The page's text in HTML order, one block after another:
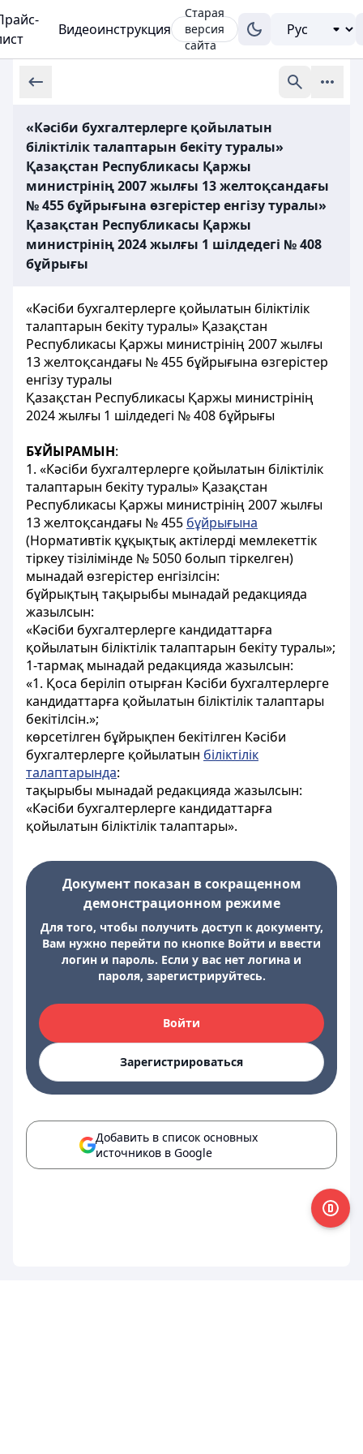
Видеоинструкция
Старая
версия
сайта
«Кәсіби бухгалтерлерге қойылатын
біліктілік талаптарын бекіту туралы»
Қазақстан Республикасы Қаржы
министрінің 2007 жылғы 13 желтоқсандағы
№ 455 бұйрығына өзгерістер енгізу туралы»
Қазақстан Республикасы Қаржы
министрінің 2024 жылғы 1 шілдедегі № 408
бұйрығы
«Кәсіби бухгалтерлерге қойылатын біліктілік
талаптарын бекіту туралы» Қазақстан
Республикасы Қаржы министрінің 2007 жылғы
13 желтоқсандағы № 455 бұйрығына өзгерістер
енгізу туралы
Қазақстан Республикасы Қаржы министрінің
2024 жылғы 1 шілдедегі № 408 бұйрығы
БҰЙЫРАМЫН:
1. «Кәсіби бухгалтерлерге қойылатын біліктілік
талаптарын бекіту туралы» Қазақстан
Республикасы Қаржы министрінің 2007 жылғы
13 желтоқсандағы № 455 бұйрығына
(Нормативтік құқықтық актілерді мемлекеттік
тіркеу тізілімінде № 5050 болып тіркелген)
мынадай өзгерістер енгізілсін:
бұйрықтың тақырыбы мынадай редакцияда
жазылсын:
«Кәсіби бухгалтерлерге кандидаттарға
қойылатын біліктілік талаптарын бекіту туралы»;
1-тармақ мынадай редакцияда жазылсын:
«1. Қоса беріліп отырған Кәсіби бухгалтерлерге
кандидаттарға қойылатын біліктілік талаптары
бекітілсін.»;
көрсетілген бұйрықпен бекітілген Кәсіби
бухгалтерлерге қойылатын біліктілік
талаптарында:
тақырыбы мынадай редакцияда жазылсын:
«Кәсіби бухгалтерлерге кандидаттарға
қойылатын біліктілік талаптары».
Документ показан в сокращенном
демонстрационном режиме
Для того, чтобы получить доступ к документу,
Вам нужно перейти по кнопке Войти и ввести
логин и пароль. Если у вас нет логина и
пароля, зарегистрируйтесь.
Войти
Зарегистрироваться
Добавить в список основных
источников в Google